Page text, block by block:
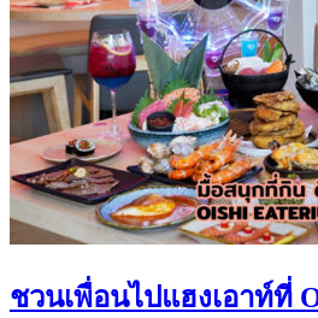
ชวนเพื่อนไปแฮงเอาท์ที่